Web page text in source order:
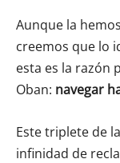
Aunque la
creemos que lo
esta es la razón
Oban: navegar
Este triplete de
infinidad de